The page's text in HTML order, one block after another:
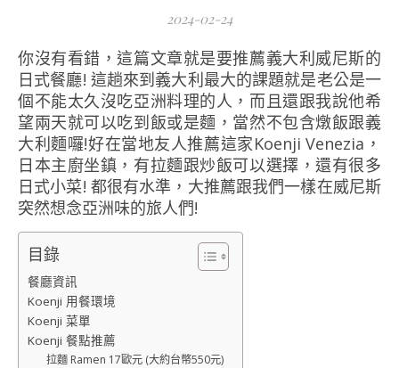
2024-02-24
你沒有看錯，這篇文章就是要推薦義大利威尼斯的
日式餐廳! 這趟來到義大利最大的課題就是老公是一
個不能太久沒吃亞洲料理的人，而且還跟我說他希
望兩天就可以吃到飯或是麵，當然不包含燉飯跟義
大利麵囉!好在當地友人推薦這家Koenji Venezia，
日本主廚坐鎮，有拉麵跟炒飯可以選擇，還有很多
日式小菜! 都很有水準，大推薦跟我們一樣在威尼斯
突然想念亞洲味的旅人們!
目錄
餐廳資訊
Koenji 用餐環境
Koenji 菜單
Koenji 餐點推薦
拉麵 Ramen 17歐元 (大約台幣550元)